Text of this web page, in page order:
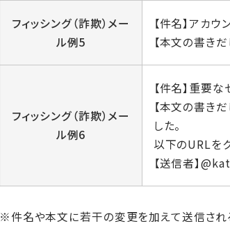
フィッシング（詐欺）メー
ル例5
【件名】アカ
【本文の書き
フィッシング（詐欺）メー
ル例6
【件名】重要
【本文の書き
した。
以下のURLをク
【送信者】
※件名や本文に若干の変更を加えて送信され